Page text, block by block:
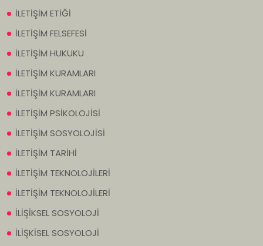
İLETİŞİM ETİĞİ
İLETİŞİM FELSEFESİ
İLETİŞİM HUKUKU
İLETİŞİM KURAMLARI
İLETİŞİM KURAMLARI
İLETİŞİM PSİKOLOJİSİ
İLETİŞİM SOSYOLOJİSİ
İLETİŞİM TARİHİ
İLETİŞİM TEKNOLOJİLERİ
İLETİŞİM TEKNOLOJİLERİ
İLİŞİKSEL SOSYOLOJİ
İLİŞKİSEL SOSYOLOJİ